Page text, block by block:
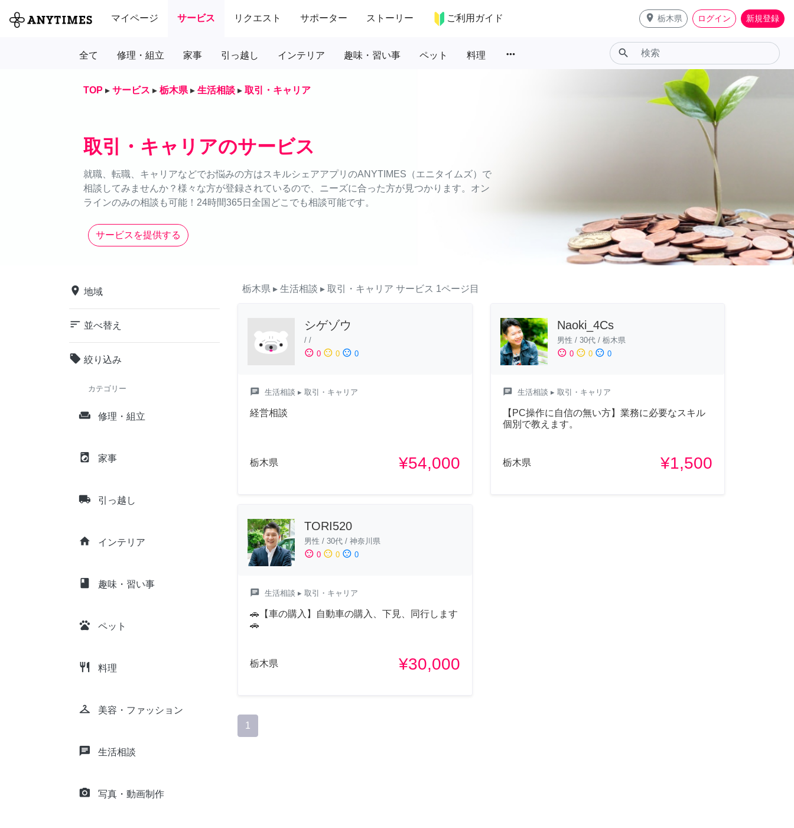
マイページ サービス リクエスト サポーター ストーリー ご利用ガイド place 栃木県 ログイン 新規登録
全て 修理・組立 家事 引っ越し インテリア 趣味・習い事 ペット 料理 more_horiz search
TOP ▸ サービス ▸ 栃木県 ▸ 生活相談 ▸ 取引・キャリア
取引・キャリアのサービス
就職、転職、キャリアなどでお悩みの方はスキルシェアアプリのANYTIMES（エニタイムズ）で
相談してみませんか？様々な方が登録されているので、ニーズに合った方が見つかります。オン
ラインのみの相談も可能！24時間365日全国どこでも相談可能です。
サービスを提供する
place 地域
sort 並べ替え
local_offer 絞り込み
カテゴリー
weekend 修理・組立
local_laundry_service 家事
local_shipping 引っ越し
home インテリア
class 趣味・習い事
pets ペット
restaurant 料理
checkroom 美容・ファッション
chat 生活相談
camera_alt 写真・動画制作
栃木県 ▸ 生活相談 ▸ 取引・キャリア サービス 1ページ目
シゲゾウ
/ /
sentiment_satisfied 0 sentiment_neutral 0 sentiment_dissatisfied 0
chat 生活相談 ▸ 取引・キャリア
経営相談
栃木県 ¥54,000
Naoki_4Cs
男性 / 30代/ 栃木県
sentiment_satisfied 0 sentiment_neutral 0 sentiment_dissatisfied 0
chat 生活相談 ▸ 取引・キャリア
【PC操作に自信の無い方】業務に必要なスキル
個別で教えます。
栃木県 ¥1,500
TORI520
男性 / 30代 / 神奈川県
sentiment_satisfied 0 sentiment_neutral 0 sentiment_dissatisfied 0
chat 生活相談 ▸ 取引・キャリア
🚗【車の購入】自動車の購入、下見、同行します
🚗
栃木県 ¥30,000
1